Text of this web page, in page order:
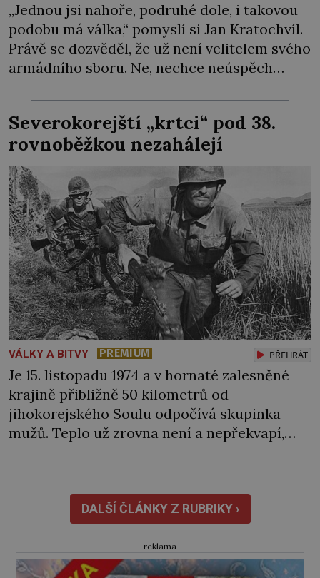
„Jednou jsi nahoře, podruhé dole, i takovou
podobu má válka,“ pomyslí si Jan Kratochvíl.
Právě se dozvěděl, že už není velitelem svého
armádního sboru. Ne, nechce neúspěch
O jeho schopnosti tu ovšem nejde. Sověti
zkrátka musejí najít viníka… Generál
Heliodor Píka (1897–1949), velitel mise
Československé armády […]
Severokorejští „krtci“ pod 38.
rovnoběžkou nezahálejí
VÁLKY A BITVY PREMIUM PŘEHRÁT
Je 15. listopadu 1974 a v hornaté zalesněné
krajině přibližně 50 kilometrů od
jihokorejského Soulu odpočívá skupinka
mužů. Teplo už zrovna není a nepřekvapí,
nedaleký teplý vzduch stoupající ze země.
Vydá se na průzkum… Jak se k místu
přibližuje, slyší i sílící neznámé […]
DALŠÍ ČLÁNKY Z RUBRIKY ›
reklama